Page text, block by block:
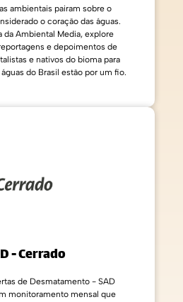
ambientais pairam sobre o
o coração das águas.
da Ambiental Media, explore
e depoimentos de
e nativos do bioma para
do Brasil estão por um fio.
- Cerrado
de Desmatamento - SAD
monitoramento mensal que